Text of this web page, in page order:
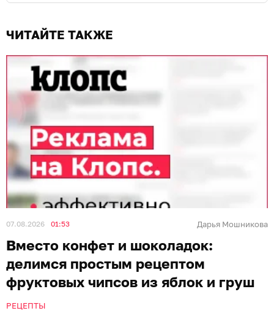
ЧИТАЙТЕ ТАКЖЕ
07.08.2026 01:53 Дарья Мошникова
Вместо конфет и шоколадок:
делимся простым рецептом
фруктовых чипсов из яблок и груш
РЕЦЕПТЫ